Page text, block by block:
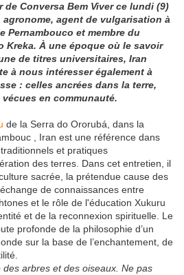
Conversa Bem Viver ce lundi (9)
agronome, agent de vulgarisation à
Pernambouco et membre du
Kreka. À une époque où le savoir
de titres universitaires, Iran
à nous intéresser également à
: celles ancrées dans la terre,
en communauté.
de la Serra do Ororubá, dans la
, Iran est une référence dans
et pratiques
des terres. Dans cet entretien, il
sacrée, la prétendue cause des
de connaissances entre
et le rôle de l'éducation Xukuru
et de la reconnexion spirituelle. Le
profonde de la philosophie d’un
sur la base de l’enchantement, de
arbres et des oiseaux. Ne pas